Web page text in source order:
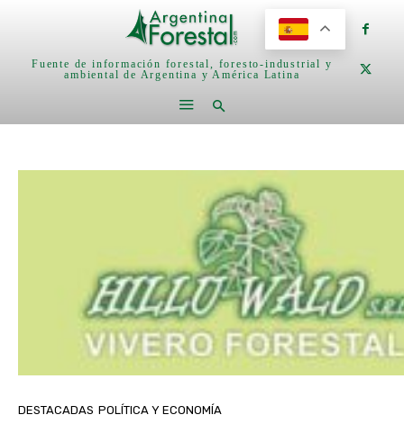
Fuente de información forestal, foresto-industrial y
ambiental de Argentina y América Latina
DESTACADAS POLÍTICA Y ECONOMÍA